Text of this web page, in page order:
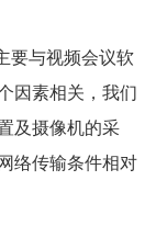
要与视频会议软
因素相关，我们
及摄像机的采
络传输条件相对